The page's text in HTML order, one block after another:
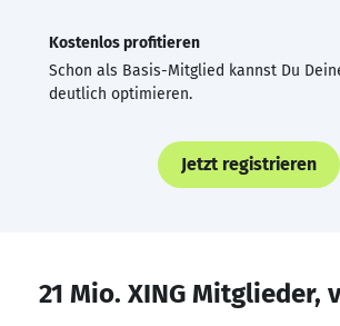
Kostenlos profitieren
Schon als Basis-Mitglied kannst Du
deutlich optimieren.
Jetzt registrieren
21 Mio. XING Mitglieder,